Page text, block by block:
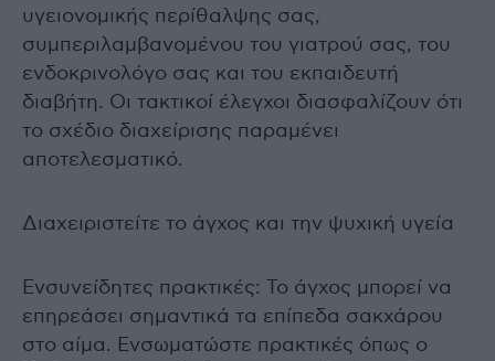
υγειονομικής περίθαλψης σας,
συμπεριλαμβανομένου του γιατρού σας, του
ενδοκρινολόγο σας και του εκπαιδευτή
διαβήτη. Οι τακτικοί έλεγχοι διασφαλίζουν ότι
το σχέδιο διαχείρισης παραμένει
αποτελεσματικό.
Διαχειριστείτε το άγχος και την ψυχική υγεία
Ενσυνείδητες πρακτικές: Το άγχος μπορεί να
επηρεάσει σημαντικά τα επίπεδα σακχάρου
στο αίμα. Ενσωματώστε πρακτικές όπως ο